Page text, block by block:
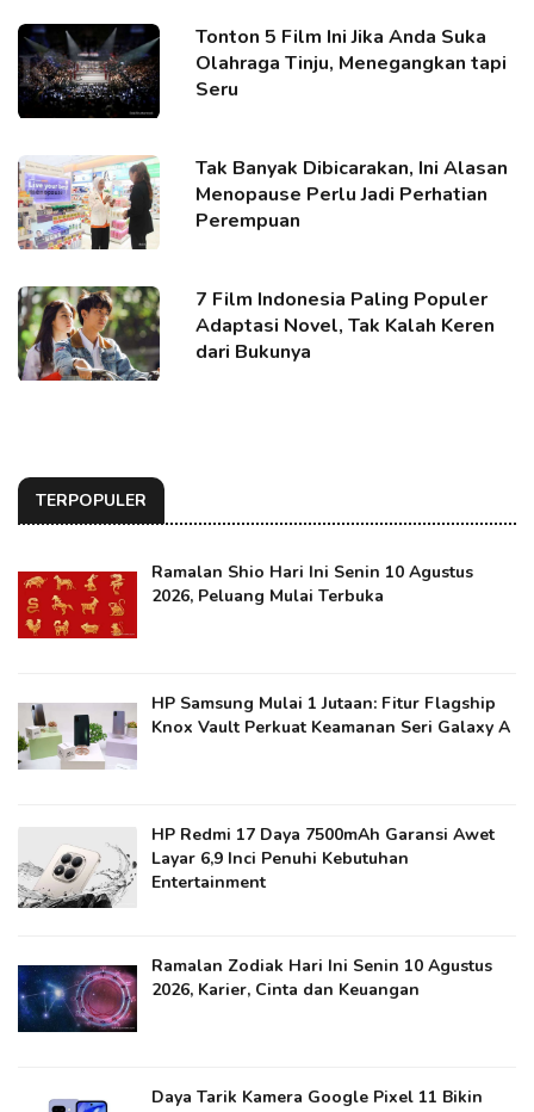
Tonton 5 Film Ini Jika Anda Suka
Olahraga Tinju, Menegangkan tapi
Seru
Tak Banyak Dibicarakan, Ini Alasan
Menopause Perlu Jadi Perhatian
Perempuan
7 Film Indonesia Paling Populer
Adaptasi Novel, Tak Kalah Keren
dari Bukunya
TERPOPULER
Ramalan Shio Hari Ini Senin 10 Agustus
2026, Peluang Mulai Terbuka
HP Samsung Mulai 1 Jutaan: Fitur Flagship
Knox Vault Perkuat Keamanan Seri Galaxy A
HP Redmi 17 Daya 7500mAh Garansi Awet
Layar 6,9 Inci Penuhi Kebutuhan
Entertainment
Ramalan Zodiak Hari Ini Senin 10 Agustus
2026, Karier, Cinta dan Keuangan
Daya Tarik Kamera Google Pixel 11 Bikin